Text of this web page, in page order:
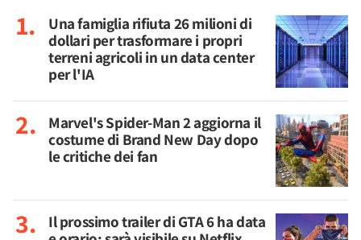
Una famiglia rifiuta 26 milioni di
dollari per trasformare i propri
terreni agricoli in un data center
per l'IA
Marvel's Spider-Man 2 aggiorna il
costume di Brand New Day dopo
le critiche dei fan
Il prossimo trailer di GTA 6 ha data